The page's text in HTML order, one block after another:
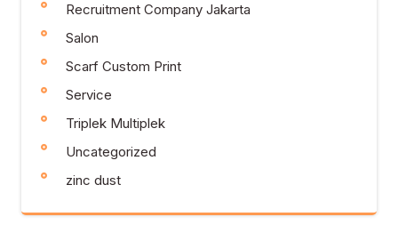
Recruitment Company Jakarta
Salon
Scarf Custom Print
Service
Triplek Multiplek
Uncategorized
zinc dust